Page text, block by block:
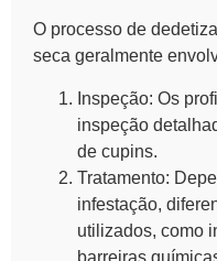
O processo de
seca geralmente
Inspeção: Os
inspeção
de cupins.
Tratamento:
infestação,
utilizados, como
barreiras